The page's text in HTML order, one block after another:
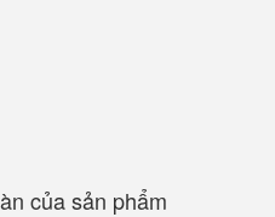
của sản phẩm